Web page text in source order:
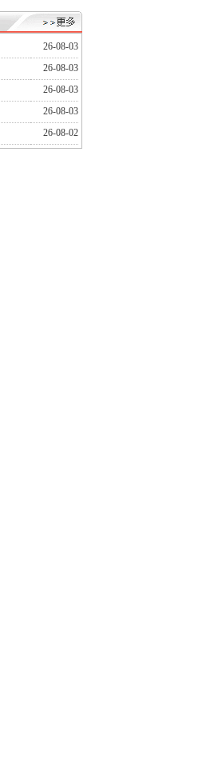
26-08-03
26-08-03
26-08-03
26-08-03
26-08-02